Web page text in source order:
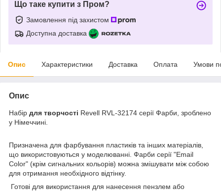
Що таке купити з Пром?
Замовлення під захистом
Доступна доставка
Опис Характеристики Доставка Оплата Умови
Опис
Набір для творчості Revell RVL-32174 серії Фарби, зроблено
у Німеччині.
Призначена для фарбування пластиків та інших матеріалів,
що використовуються у моделюванні. Фарби серії "Email
Color" (крім сигнальних кольорів) можна змішувати між собою
для отримання необхідного відтінку.
Готові для використання для нанесення пензлем або